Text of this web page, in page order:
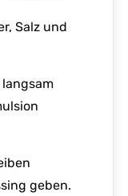
Salz und
geben.